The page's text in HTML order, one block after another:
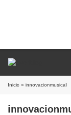
Inicio » innovacionmusical